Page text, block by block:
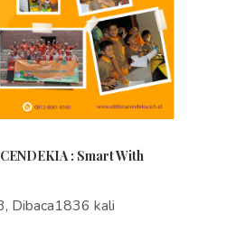
: Smart With
Dibaca1836 kali